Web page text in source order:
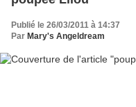
Publié le 26/03/2011 à 14:37
Par Mary's Angeldream